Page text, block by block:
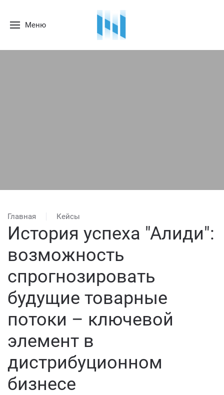
Меню
Главная Кейсы
История успеха "Алиди":
возможность
спрогнозировать
будущие товарные
потоки – ключевой
элемент в
дистрибуционном
бизнесе